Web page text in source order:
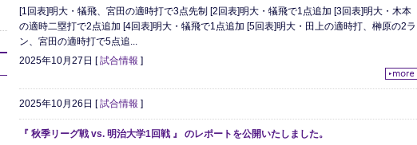
[1回表]明大・犠飛、宮田の適時打で3点先制 [2回表]明大・犠飛で1点追加 [3回表]明大・木本
の適時二塁打で2点追加 [4回表]明大・犠飛で1点追加 [5回表]明大・田上の適時打、榊原の2ラ
ン、宮田の適時打で5点追...
2025年10月27日 [試合情報 ]
2025年10月26日 [試合情報 ]
『 秋季リーグ戦 vs. 明治大学1回戦 』 のレポートを公開いたしました。